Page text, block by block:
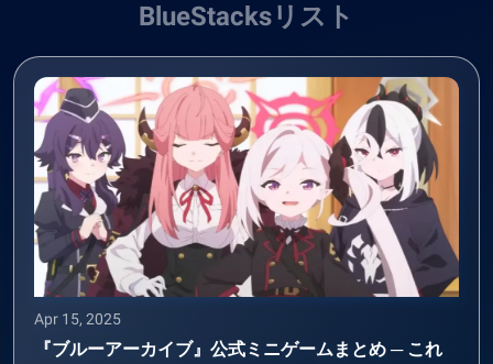
BlueStacksリスト
Apr 15, 2025
『ブルーアーカイブ』公式ミニゲームまとめ ─ これ